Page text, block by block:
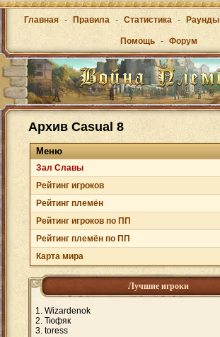
Главная - Правила - Статистика - Раунды
Помощь - Форум
Архив Casual 8
Меню
Зал Cлавы
Рейтинг игроков
Рейтинг племён
Рейтинг игроков по ПП
Рейтинг племён по ПП
Карта мира
Лучшие игроки
Wizardenok
Тюфяк
toress